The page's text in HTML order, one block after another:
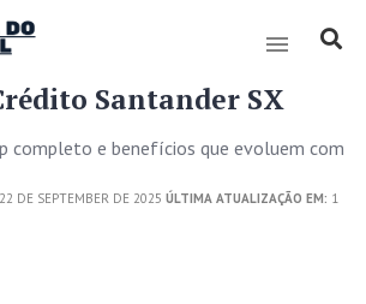
Santander SX
completo e benefícios que evoluem com
DE SEPTEMBER DE 2025 ÚLTIMA ATUALIZAÇÃO EM: 1